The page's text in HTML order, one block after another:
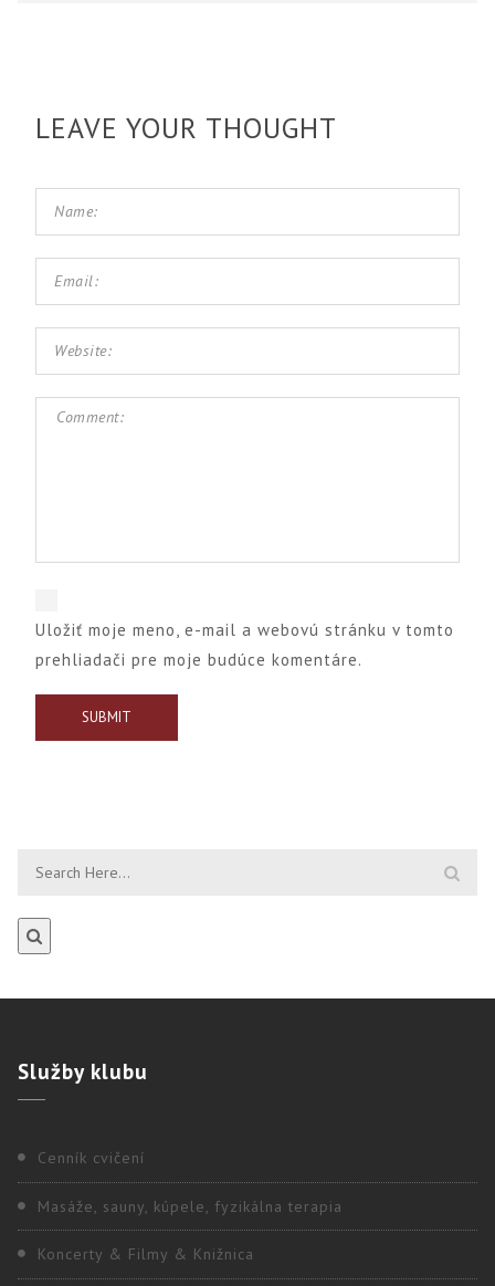
LEAVE YOUR THOUGHT
Uložiť moje meno, e-mail a webovú stránku v tomto
prehliadači pre moje budúce komentáre.
Službyklubu
Cenník cvičení
Masáže, sauny, kúpele, fyzikálna terapia
Koncerty & Filmy & Knižnica